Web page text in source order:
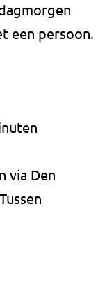
een persoon.
via Den